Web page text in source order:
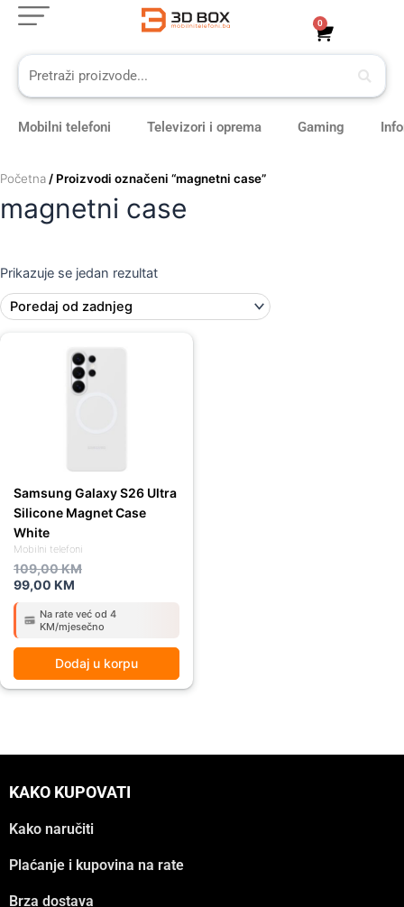
Skip
content
0
Cart
Mobilni telefoni Televizori i oprema Gaming
Početna / Proizvodi označeni “magnetni case”
magnetni case
Prikazuje se jedan rezultat
Mobilni telefoni
Samsung Galaxy S26 Ultra
Silicone Magnet Case
White
109,00KM
109,00 KM.
99,00 KM
99,00 KM.
Na rate već od 4
KM/mjesečno
Dodaj u korpu
KAKO KUPOVATI
Kako naručiti
Plaćanje i kupovina na rate
Brza dostava